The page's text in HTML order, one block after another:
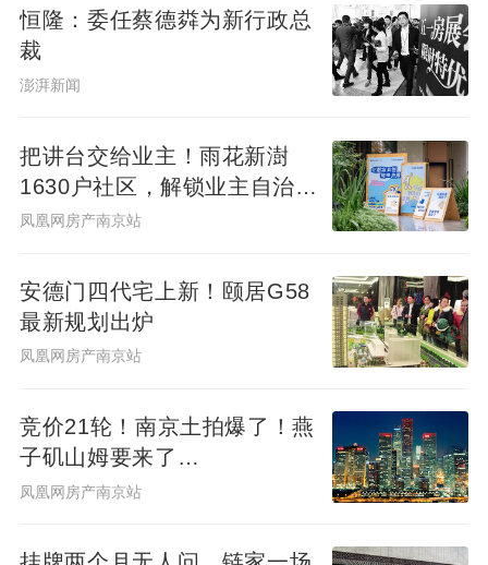
恒隆：委任蔡德粦为新行政总
裁
澎湃新闻
把讲台交给业主！雨花新澍
1630户社区，解锁业主自治社
群新样本
凤凰网房产南京站
安德门四代宅上新！颐居G58
最新规划出炉
凤凰网房产南京站
竞价21轮！南京土拍爆了！燕
子矶山姆要来了…
凤凰网房产南京站